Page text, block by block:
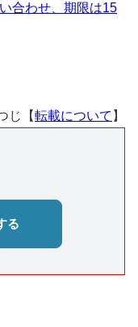
合わせ、期限は15
じ【転載について 】